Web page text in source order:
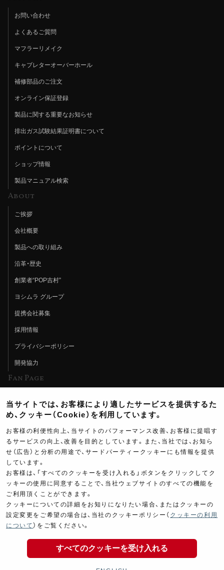
18,500(税込￥20,350)
お問い合わせ
よくあるご質問
マフラーリメイク
キャブレターオーバーホール
補修部品のご注文
オンライン保証登録
製品に関する重要なお知らせ
排出ガス試験結果証明書について
ポイントについて
ショップ情報
製品マニュアル検索
About
ご挨拶
会社概要
製品への取り組み
沿革・歴史
創業者“POP吉村”
ヨシムラ グループ
提携会社募集
採用情報
プライバシーポリシー
開発協力
Fan Page
ヨシムラTV
イベント情報
イベントスケジュール
ツーリングブレイクタイム
製品ポスター
Copyright ©YOSHIMURA JAPAN Co,Ltd. All Rights
当サイトでは、お客様により適したサービスを提供するた
め、クッキー（Cookie）を利用しています。
お客様の利便性向上、当サイトのパフォーマンス改善、お客様に提唱す
るサービスの向上、改善を目的としています。また、当社では、お知ら
せ（広告）と分析の用途で、サードパーティークッキーにも情報を提供
しています。
お客様は、「すべてのクッキーを受け入れる」ボタンをクリックしてク
ッキーの使用に同意することで、当社ウェブサイトのすべての機能を
ご利用頂くことができます。
クッキーについての詳細をお知りになりたい場合、またはクッキーの
設定変更をご希望の場合は、当社のクッキーポリシー（ クッキーの利用
について ）をご覧ください。
すべてのクッキーを受け入れる